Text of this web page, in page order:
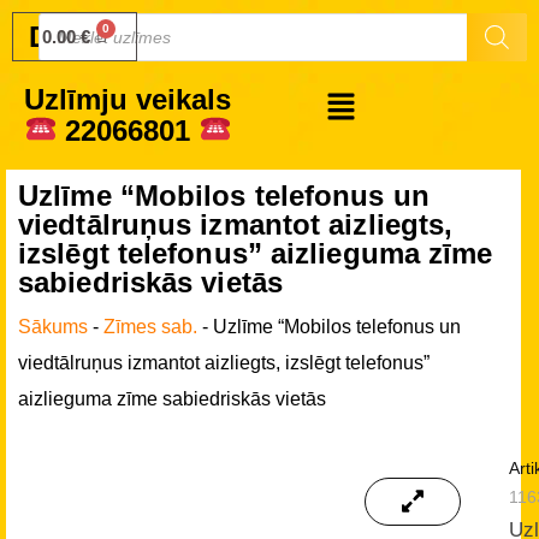
Druku.lv
0.00€
Uzlīmju veikals
22066801
Uzlīme “Mobilos telefonus un
viedtālruņus izmantot aizliegts,
izslēgt telefonus” aizlieguma zīme
sabiedriskās vietās
Sākums - Zīmes sab. - Uzlīme “Mobilos telefonus un
viedtālruņus izmantot aizliegts, izslēgt telefonus”
aizlieguma zīme sabiedriskās vietās